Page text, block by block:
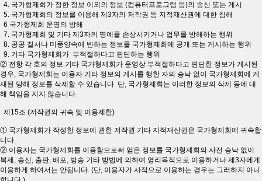
4. 국가형제회가 정한 정보 이외의 정보 (컴퓨터프로그램 등)의 송신 또는 게시
5. 국가형제회의 정보를 이용해 제3자의 저작권 등 지적재산권에 대한 침해
6 국가형제회 운영의 방해
7. 국가형제회 및 기타 제3자의 명예를 손상시키거나 업무를 방해하는 행위
8. 공공 질서나 미풍양속에 반하는 정보를 국가형제회에 공개 또는 게시하는 행위
9. 기타 국가형제회가 부적절하다고 판단하는 행위
② 전항 각 호의 정보 기타 국가형제회가 운영상 부적절하다고 판단한 정보가 게시된
경우, 국가형제회는 이용자 기타 정보의 게시를 행한 자의 승낙 없이 국가형제회에 게
재된 당해 정보를 삭제할 수 있습니다. 단, 국가형제회는 이러한 정보의 삭제 등에 대
해 책임을 지지 않습니다.
제15조 (저작권의 귀속 및 이용제한)
① 국가형제회가 작성한 정보에 관한 저작권 기타 지적재산권은 국가형제회에 귀속합
니다.
② 이용자는 국가형제회를 이용함으로써 얻은 정보를 국가형제회의 사전 승낙 없이
복제, 송신, 출판, 배포, 방송 기타 방법에 의하여 영리목적으로 이용하거나 제3자에게
이용하게 하여서는 안됩니다. (단, 이용자가 사적으로 이용하는 경우는 그러하지 아니